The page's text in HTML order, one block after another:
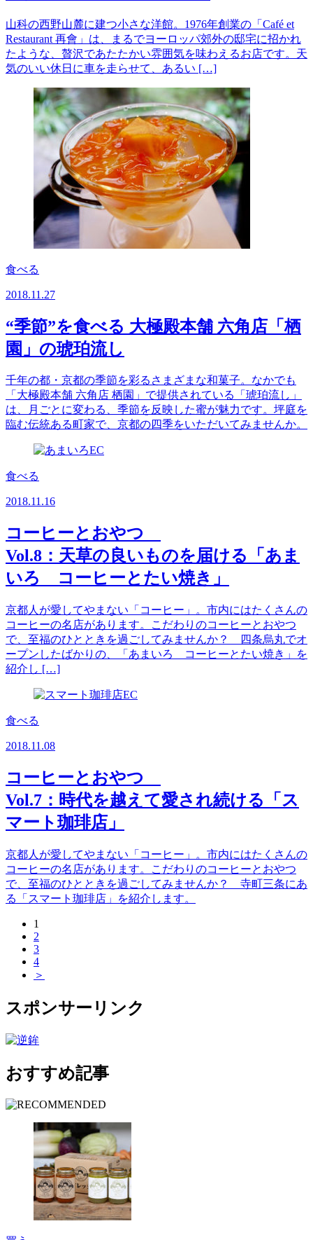
山科の西野山麓に建つ小さな洋館。1976年創業の「Café et
Restaurant 再會」は、まるでヨーロッパ郊外の邸宅に招かれ
たような、贅沢であたたかい雰囲気を味わえるお店です。天
気のいい休日に車を走らせて、あるい […]
食べる
2018.11.27
“季節”を食べる 大極殿本舗 六角店「栖
園」の琥珀流し
千年の都・京都の季節を彩るさまざまな和菓子。なかでも
「大極殿本舗 六角店 栖園」で提供されている「琥珀流し」
は、月ごとに変わる、季節を反映した蜜が魅力です。坪庭を
臨む伝統ある町家で、京都の四季をいただいてみませんか。
食べる
2018.11.16
コーヒーとおやつ
Vol.8：天草の良いものを届ける「あま
いろ コーヒーとたい焼き」
京都人が愛してやまない「コーヒー」。市内にはたくさんの
コーヒーの名店があります。こだわりのコーヒーとおやつ
で、至福のひとときを過ごしてみませんか？ 四条烏丸でオ
ープンしたばかりの、「あまいろ コーヒーとたい焼き」を
紹介し […]
食べる
2018.11.08
コーヒーとおやつ
Vol.7：時代を越えて愛され続ける「ス
マート珈琲店」
京都人が愛してやまない「コーヒー」。市内にはたくさんの
コーヒーの名店があります。こだわりのコーヒーとおやつ
で、至福のひとときを過ごしてみませんか？ 寺町三条にあ
る「スマート珈琲店」を紹介します。
1
2
3
4
＞
スポンサーリンク
おすすめ記事